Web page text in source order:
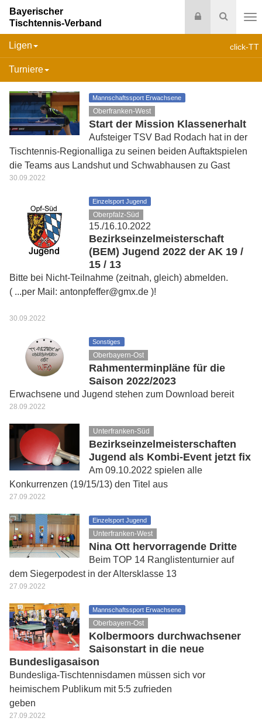
Suche
Login
Bayerischer
Tischtennis-Verband
click-TT
Ligen
Turniere
Mannschaftssport Erwachsene
Oberfranken-West
Start der Mission Klassenerhalt
Aufsteiger TSV Bad Rodach hat in der
Tischtennis-Regionalliga zu seinen beiden Auftaktspielen
die Teams aus Landshut und Schwabhausen zu Gast
30.09.2022
Einzelsport Jugend
Oberpfalz-Süd
15./16.10.2022
Bezirkseinzelmeisterschaft
(BEM) Jugend 2022 der AK 19 /
15 / 13
Bitte bei Nicht-Teilnahme (zeitnah, gleich) abmelden.
( ...per Mail: antonpfeffer@gmx.de )!
30.09.2022
Sonstiges
Oberbayern-Ost
Rahmenterminpläne für die
Saison 2022/2023
Erwachsene und Jugend stehen zum Download bereit
28.09.2022
Unterfranken-Süd
Bezirkseinzelmeisterschaften
Jugend als Kombi-Event jetzt fix
Am 09.10.2022 spielen alle
Konkurrenzen (19/15/13) den Titel aus
27.09.2022
Einzelsport Jugend
Unterfranken-West
Nina Ott hervorragende Dritte
Beim TOP 14 Ranglistenturnier auf
dem Siegerpodest in der Altersklasse 13
27.09.2022
Mannschaftssport Erwachsene
Oberbayern-Ost
Kolbermoors durchwachsener
Saisonstart in die neue
Bundesligasaison
Bundesliga-Tischtennisdamen müssen sich vor
heimischem Publikum mit 5:5 zufrieden
geben
27.09.2022